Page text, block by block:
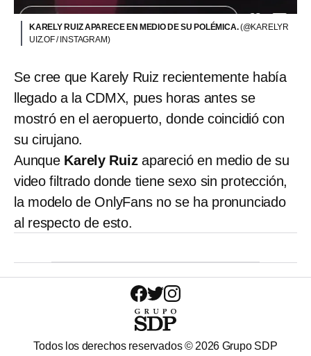
KARELY RUIZ APARECE EN MEDIO DE SU POLÉMICA.(@KARELYR
UIZ.OF / INSTAGRAM)
Se cree que Karely Ruiz recientemente había
llegado a la CDMX, pues horas antes se
mostró en el aeropuerto, donde coincidió con
su cirujano.
Aunque Karely Ruizapareció en medio de su
video filtrado donde tiene sexo sin protección,
la modelo de OnlyFans no se ha pronunciado
al respecto de esto.
Todos los derechos reservados © 2026 Grupo SDP